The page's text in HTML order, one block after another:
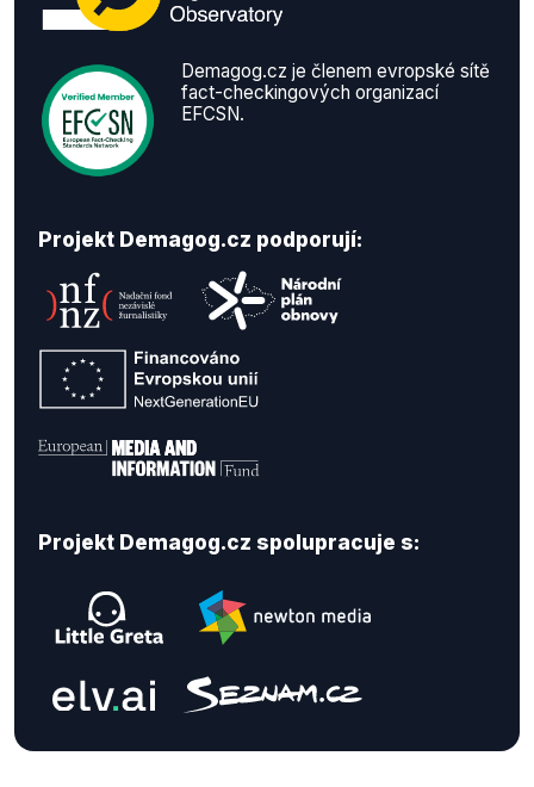
Demagog.cz je členem evropské sítě
fact-checkingových organizací
EFCSN.
Projekt Demagog.cz podporují:
Projekt Demagog.cz spolupracuje s: